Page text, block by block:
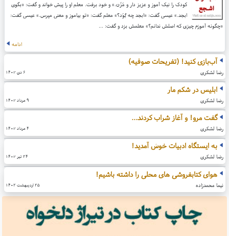
کودک را نیک‌ آموز و عزیز دار و مَزَن.» و خود برفت. معلم او را پیش خواند و گفت: «بگوی
ابجد.» عیسی گفت: «ابجد چه بُوَد؟» معلم گفت: «تو بیاموز و معنی مپرس.» عیسی گفت:
«چگونه آموزم چیزی که اصلش ندانم؟» معلمش بزد و گفت: ...
ادامه
آب‌بازی کنید! (تفریحات صوفیه)
۶ دی ۱۴۰۳ رضا لشکری
ابلیس در شکم مار
۹ مرداد ۱۴۰۳ رضا لشکری
گفت مرو! و آغاز شراب کردند...
۴ مرداد ۱۴۰۳ رضا لشکری
به ایستگاه ادبیات خوش آمدید!
۲۴ تیر ۱۴۰۳ رضا لشکری
هوای کتابفروشی های محلی را داشته باشیم!
۲۵ اردیبهشت ۱۴۰۲ نیما محمدزاده